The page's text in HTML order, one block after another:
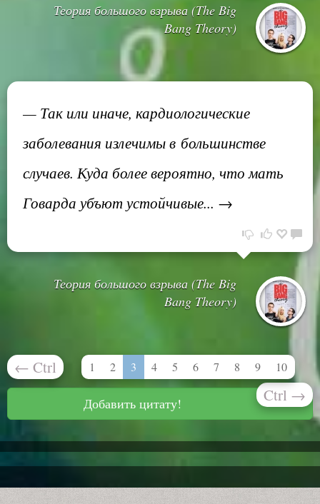
Теория большого взрыва (The Big
Bang Theory)
— Так или иначе, кардиологические
заболевания излечимы в большинстве
случаев. Куда более вероятно, что мать
Говарда убъют устойчивые... →
Теория большого взрыва (The Big
Bang Theory)
← Ctrl 1 2 3 4 5 6 7 8 9 10
Ctrl →
Добавить цитату!